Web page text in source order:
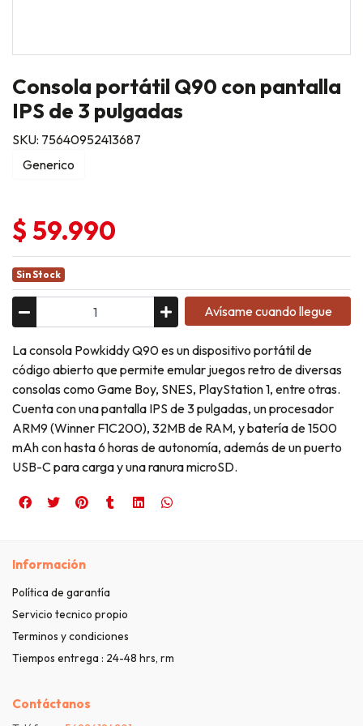
Consola portátil Q90 con pantalla
IPS de 3 pulgadas
SKU: 75640952413687
Generico
$ 59.990
Sin Stock
Avísame cuando llegue
La consola Powkiddy Q90 es un dispositivo portátil de
código abierto que permite emular juegos retro de diversas
consolas como Game Boy, SNES, PlayStation 1, entre otras.
Cuenta con una pantalla IPS de 3 pulgadas, un procesador
ARM9 (Winner F1C200), 32MB de RAM, y batería de 1500
mAh con hasta 6 horas de autonomía, además de un puerto
USB-C para carga y una ranura microSD.
Información
Política de garantía
Servicio tecnico propio
Terminos y condiciones
Tiempos entrega : 24-48 hrs, rm
Contáctanos